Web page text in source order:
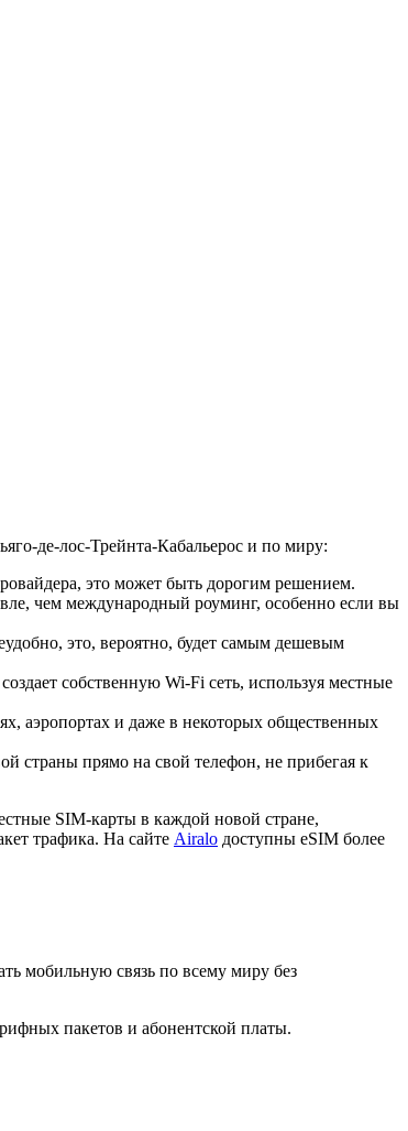
де-лос-Трейнта-Кабальерос и по миру:
это может быть дорогим решением.
чем международный роуминг, особенно если вы
это, вероятно, будет самым дешевым
собственную Wi-Fi сеть, используя местные
аэропортах и даже в некоторых общественных
страны прямо на свой телефон, не прибегая к
SIM-карты в каждой новой стране,
трафика. На сайте Airalo доступны eSIM более
мобильную связь по всему миру без
пакетов и абонентской платы.